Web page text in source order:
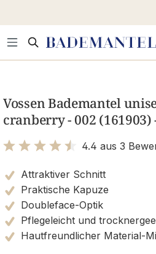
Vossen Bademantel
cranberry - 002 (161903)
4.4 aus 3
Attraktiver Schnitt
Praktische Kapuze
Doubleface-Optik
Pflegeleicht und
Hautfreundlicher Material-